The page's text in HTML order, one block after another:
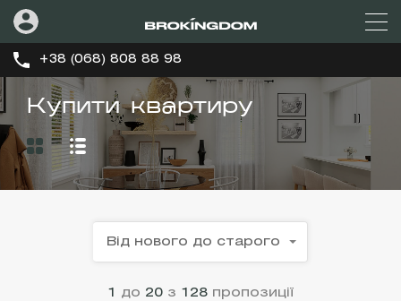
+38 (068) 808 88 98
Купити квартиру
1 до 20 з 128 пропозиції
Від нового до старого